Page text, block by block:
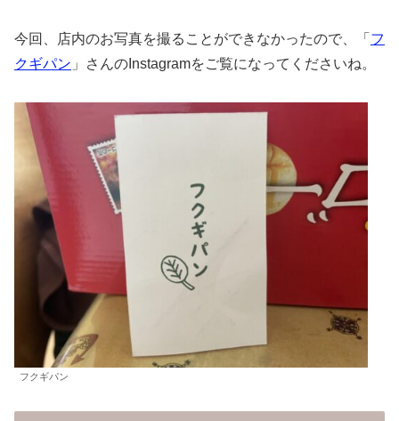
今回、店内のお写真を撮ることができなかったので、「 フ
クギパン 」さんのInstagramをご覧になってくださいね。
フクギパン